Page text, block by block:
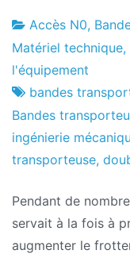
Usine
de
projets
6
de
March
de
2018
Accès N0,
Matériel technique,
l'équipement
bandes
Bandes
ingénierie
transporteuse,
Pendant de
servait à la fois à
augmenter le